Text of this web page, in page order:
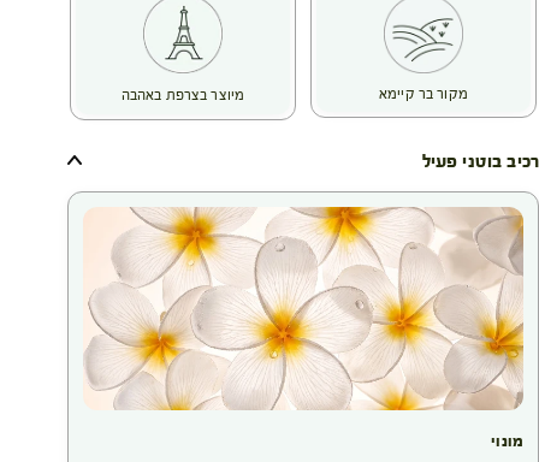
מקור בר קיימא מיוצר בצרפת באהבה
רכיב בוטני פעיל
מונוי